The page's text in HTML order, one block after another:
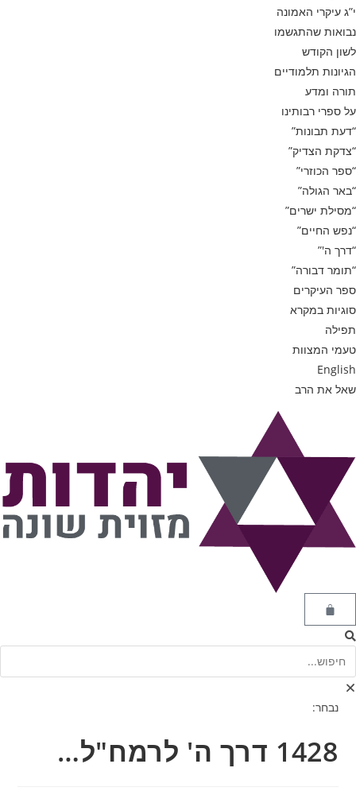
י”ג עיקרי האמונה
נבואות שהתגשמו
לשון הקודש
הגיונות תלמודיים
תורה ומדע
על ספרי רבותינו
“דעת תבונות”
“צדקת הצדיק”
“ספר הכוזרי”
“באר הגולה”
“מסילת ישרים”
“נפש החיים”
“דרך ה'”
“תומר דבורה”
ספר העיקרים
סוגיות במקרא
תפילה
טעמי המצוות
English
שאל את הרב
נבחר:
1428 דרך ה' לרמח"ל…